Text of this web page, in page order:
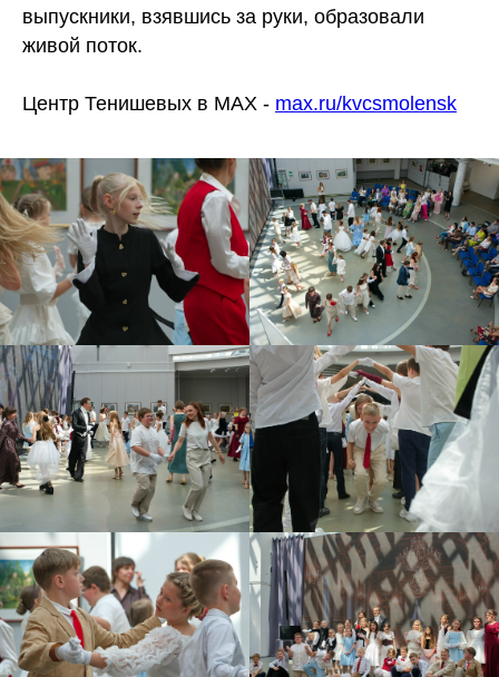
выпускники, взявшись за руки, образовали
живой поток.
Центр Тенишевых в MAX - max.ru/kvcsmolensk